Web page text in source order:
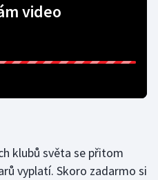
video
klubů světa se přitom
vyplatí. Skoro zadarmo si